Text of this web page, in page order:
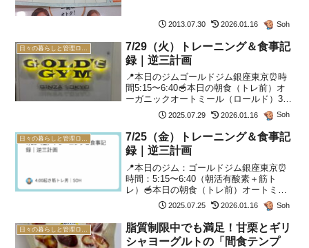
ネスを活用しだしました。基本的には週
2013.07.30 2026.01.16 Soh
7/29（火）トレーニング＆食事記
録｜逆三計画
📍本日のジムゴールドジム銀座東京⏰時
間5:15〜6:40🥣本日の朝食（トレ前）オ
ーガニックオートミール（ロールド）30g
赤だし味噌汁（永谷園）1袋キムチこくう
ま 30g納豆 50g卵1個3:45起床→4:12朝
食。自転車でジムまで。15分。...
2025.07.29 2026.01.16 Soh
日々の暮らしと管理ログ(2026年)
7/25（金）トレーニング＆食事記
録｜逆三計画
📍本日のジム：ゴールドジム銀座東京⏰
時間：5:15〜6:40（朝活有酸素＋筋ト
レ）🥣本日の朝食（トレ前）オートミー
ル 40g卵 1個分納豆1個キムチ 30g赤だし
の味噌汁ブラックコーヒーテンプレ通
り、低脂質・高タンパクでしっかりエネ
ルギー補...
2025.07.25 2026.01.16 Soh
脂質制限中でも満足！甘栗とギリ
シャヨーグルトの「間食テンプ